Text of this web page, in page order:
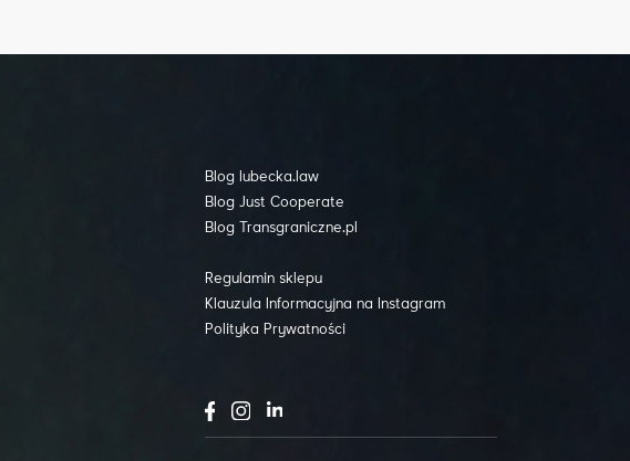
Blog lubecka.law
Blog Just Cooperate
Blog Transgraniczne.pl
Regulamin sklepu
Klauzula Informacyjna na Instagram
Polityka Prywatności